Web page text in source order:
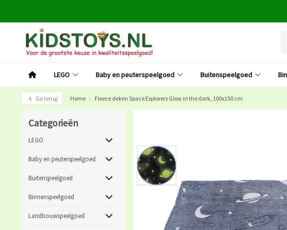
LEGO Baby en peuterspeelgoed Buitenspeelgoed
Ga terug Home Fleece deken Space Explorers Glow in the dark, 100x150 cm
Categorieën
LEGO
Baby en peuterspeelgoed
Buitenspeelgoed
Binnenspeelgoed
Landbouwspeelgoed